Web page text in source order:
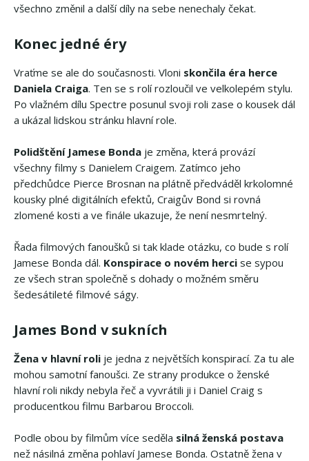
všechno změnil a další díly na sebe nenechaly čekat.
Konec jedné éry
Vraťme se ale do současnosti. Vloni skončila éra herce
Daniela Craiga. Ten se s rolí rozloučil ve velkolepém stylu.
Po vlažném dílu Spectre posunul svoji roli zase o kousek dál
a ukázal lidskou stránku hlavní role.
Polidštění Jamese Bonda je změna, která provází
všechny filmy s Danielem Craigem. Zatímco jeho
předchůdce Pierce Brosnan na plátně předváděl krkolomné
kousky plné digitálních efektů, Craigův Bond si rovná
zlomené kosti a ve finále ukazuje, že není nesmrtelný.
Řada filmových fanoušků si tak klade otázku, co bude s rolí
Jamese Bonda dál. Konspirace o novém herci se sypou
ze všech stran společně s dohady o možném směru
šedesátileté filmové ságy.
James Bond v sukních
Žena v hlavní roli je jedna z největších konspirací. Za tu ale
mohou samotní fanoušci. Ze strany produkce o ženské
hlavní roli nikdy nebyla řeč a vyvrátili ji i Daniel Craig s
producentkou filmu Barbarou Broccoli.
Podle obou by filmům více seděla silná ženská postava
než násilná změna pohlaví Jamese Bonda. Ostatně žena v